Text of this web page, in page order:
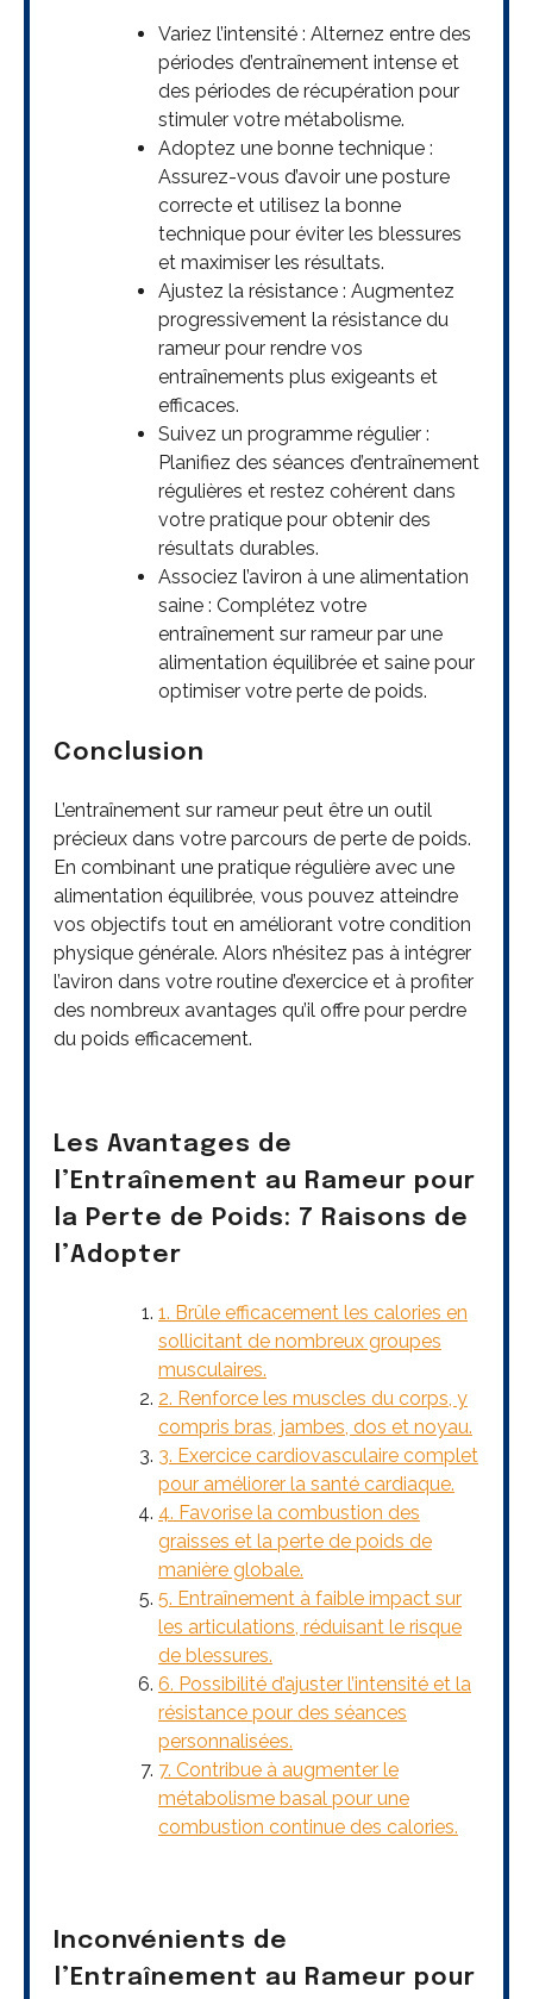
Variez l’intensité : Alternez entre des
périodes d’entraînement intense et
des périodes de récupération pour
stimuler votre métabolisme.
Adoptez une bonne technique :
Assurez-vous d’avoir une posture
correcte et utilisez la bonne
technique pour éviter les blessures
et maximiser les résultats.
Ajustez la résistance : Augmentez
progressivement la résistance du
rameur pour rendre vos
entraînements plus exigeants et
efficaces.
Suivez un programme régulier :
Planifiez des séances d’entraînement
régulières et restez cohérent dans
votre pratique pour obtenir des
résultats durables.
Associez l’aviron à une alimentation
saine : Complétez votre
entraînement sur rameur par une
alimentation équilibrée et saine pour
optimiser votre perte de poids.
Conclusion
L’entraînement sur rameur peut être un outil
précieux dans votre parcours de perte de poids.
En combinant une pratique régulière avec une
alimentation équilibrée, vous pouvez atteindre
vos objectifs tout en améliorant votre condition
physique générale. Alors n’hésitez pas à intégrer
l’aviron dans votre routine d’exercice et à profiter
des nombreux avantages qu’il offre pour perdre
du poids efficacement.
Les Avantages de
l’Entraînement au Rameur pour
la Perte de Poids: 7 Raisons de
l’Adopter
1. Brûle efficacement les calories en
sollicitant de nombreux groupes
musculaires.
2. Renforce les muscles du corps, y
compris bras, jambes, dos et noyau.
3. Exercice cardiovasculaire complet
pour améliorer la santé cardiaque.
4. Favorise la combustion des
graisses et la perte de poids de
manière globale.
5. Entraînement à faible impact sur
les articulations, réduisant le risque
de blessures.
6. Possibilité d’ajuster l’intensité et la
résistance pour des séances
personnalisées.
7. Contribue à augmenter le
métabolisme basal pour une
combustion continue des calories.
Inconvénients de
l’Entraînement au Rameur pour